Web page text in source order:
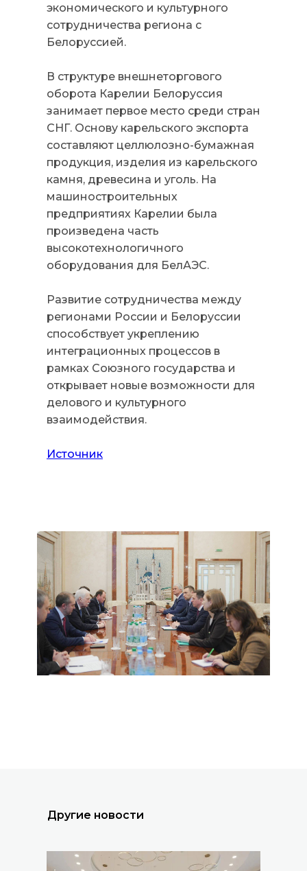
экономического и культурного
сотрудничества региона с
Белоруссией.
В структуре внешнеторгового
оборота Карелии Белоруссия
занимает первое место среди стран
СНГ. Основу карельского экспорта
составляют целлюлозно-бумажная
продукция, изделия из карельского
камня, древесина и уголь. На
машиностроительных
предприятиях Карелии была
произведена часть
высокотехнологичного
оборудования для БелАЭС.
Развитие сотрудничества между
регионами России и Белоруссии
способствует укреплению
интеграционных процессов в
рамках Союзного государства и
открывает новые возможности для
делового и культурного
взаимодействия.
Источник
Другие новости